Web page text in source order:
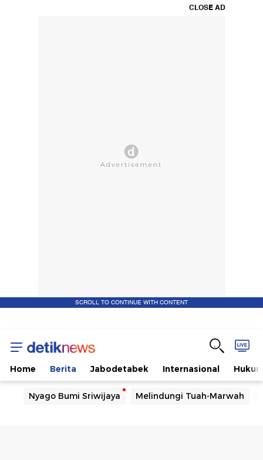
CLOSE AD
SCROLL TO CONTINUE WITH CONTENT
Home Berita Jabodetabek Internasional
Nyago Bumi Sriwijaya Melindungi Tuah-Marwah